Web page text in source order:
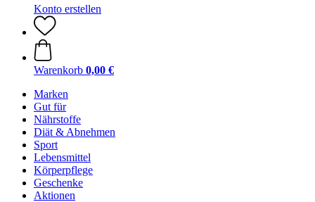
Konto erstellen
Warenkorb 0,00 €
Marken
Gut für
Nährstoffe
Diät & Abnehmen
Sport
Lebensmittel
Körperpflege
Geschenke
Aktionen